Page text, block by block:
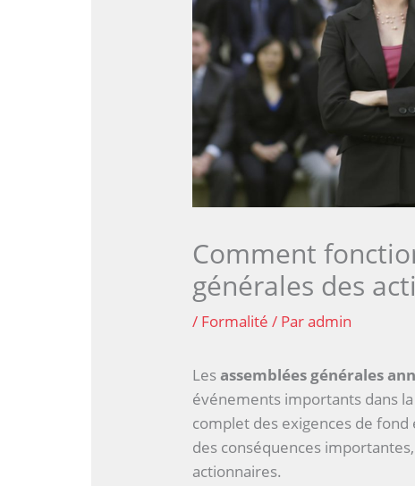
Comment
générales des
/ Formalité / Paradmin
Lesassemblées générales
événements importants dans
complet des exigences de
des conséquences
actionnaires.